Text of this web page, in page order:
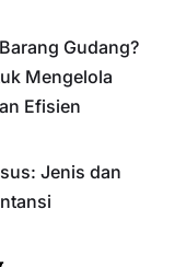
Gudang?
Mengelola
Efisien
Jenis dan